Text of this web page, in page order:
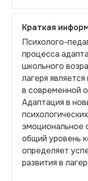
Краткая
Психолого-
процесса
школьного
лагеря
в современной
Адаптация в
эмоциональное
общий уровень
определяет
развития в